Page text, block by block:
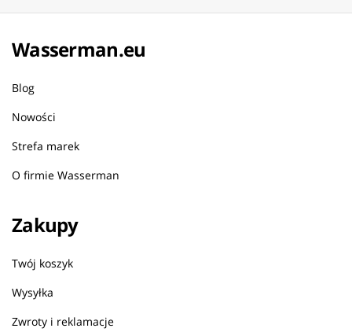
Wasserman.eu
Blog
Nowości
Strefa marek
O firmie Wasserman
Zakupy
Twój koszyk
Wysyłka
Zwroty i reklamacje